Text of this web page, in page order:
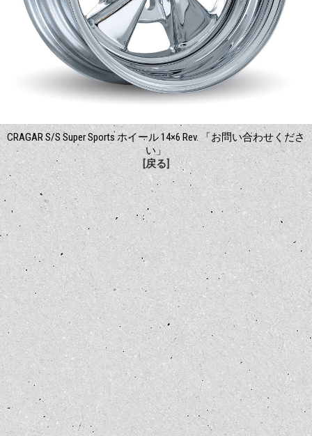
CRAGAR S/S Super Sports ホイール 14×6 Rev. 「お問い合わせくださ
い」
[戻る]